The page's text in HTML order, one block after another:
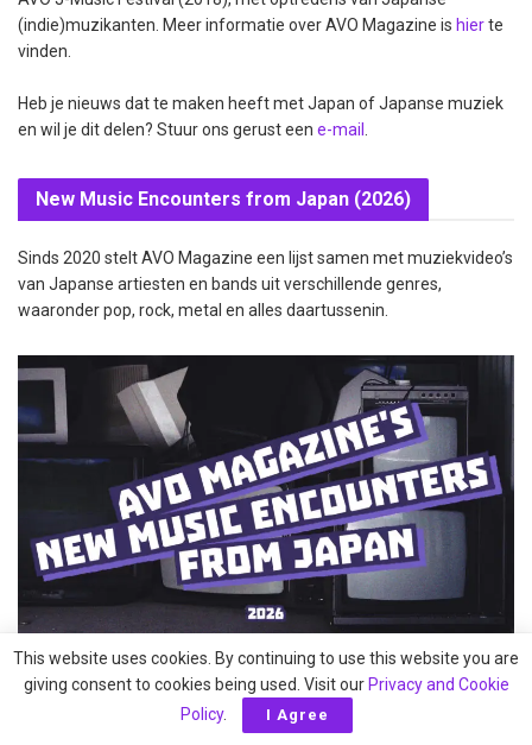
(indie)muzikanten. Meer informatie over AVO Magazine is hierte
vinden.
Heb je nieuws dat te maken heeft met Japan of Japanse muziek
en wil je dit delen? Stuur ons gerust een e-mail .
New Music Encounters from Japan (2026)
Sinds 2020 stelt AVO Magazine een lijst samen met muziekvideo’s
van Japanse artiesten en bands uit verschillende genres,
waaronder pop, rock, metal en alles daartussenin.
Bekijk de YouTube-afspeellijst door op de afbeelding te klikken!
This website uses cookies. By continuing to use this website you are
giving consent to cookies being used. Visit our Privacy and Cookie
Policy. I Agree